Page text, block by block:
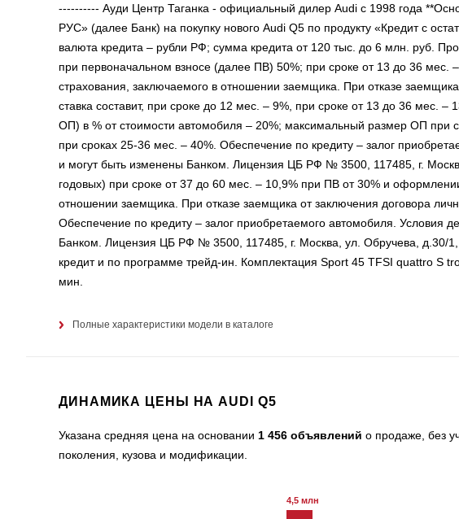
---------- Ауди Центр Таганка - официальный дилер Audi с 1998 года
РУС» (далее Банк) на покупку нового Audi Q5 по продукту «Кредит с
валюта кредита – рубли РФ; сумма кредита от 120 тыс. до 6 млн. руб.
при первоначальном взносе (далее ПВ) 50%; при сроке от 13 до 36
страхования, заключаемого в отношении заемщика. При отказе
ставка составит, при сроке до 12 мес. – 9%, при сроке от 13 до 36 мес.
ОП) в % от стоимости автомобиля – 20%; максимальный размер ОП при
при сроках 25-36 мес. – 40%. Обеспечение по кредиту – залог
и могут быть изменены Банком. Лицензия ЦБ РФ № 3500, 117485, г.
годовых) при сроке от 37 до 60 мес. – 10,9% при ПВ от 30% и
отношении заемщика. При отказе заемщика от заключения договора
Обеспечение по кредиту – залог приобретаемого автомобиля. Условия
Банком. Лицензия ЦБ РФ № 3500, 117485, г. Москва, ул. Обручева, д.30/1,
кредит и по программе трейд-ин. Комплектация Sport 45 TFSI quattro S
мин.
Полные характеристики модели в каталоге
ДИНАМИКА ЦЕНЫ НА AUDI Q5
Указана средняя цена на основании 1 456 объявлений о продаже, без
поколения, кузова и модификации.
4,5 млн